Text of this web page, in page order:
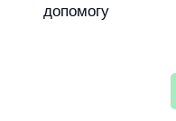
допомогу